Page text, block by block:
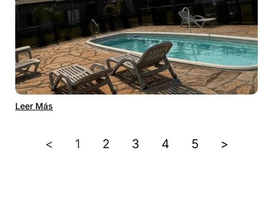
Leer Más
< 1 2 3 4 5 >